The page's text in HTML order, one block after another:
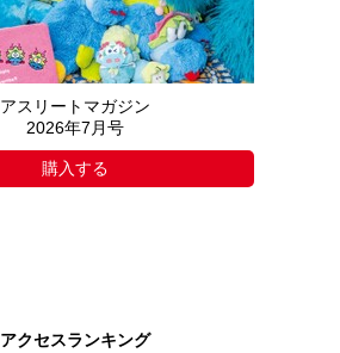
アスリートマガジン
2026年7月号
購入する
アクセスランキング